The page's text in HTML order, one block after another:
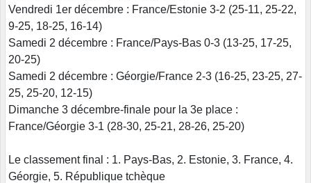
Vendredi 1er décembre : France/Estonie 3-2 (25-11, 25-22,
9-25, 18-25, 16-14)
Samedi 2 décembre : France/Pays-Bas 0-3 (13-25, 17-25,
20-25)
Samedi 2 décembre : Géorgie/France 2-3 (16-25, 23-25, 27-
25, 25-20, 12-15)
Dimanche 3 décembre-finale pour la 3e place :
France/Géorgie 3-1 (28-30, 25-21, 28-26, 25-20)
Le classement final : 1. Pays-Bas, 2. Estonie, 3. France, 4.
Géorgie, 5. République tchèque